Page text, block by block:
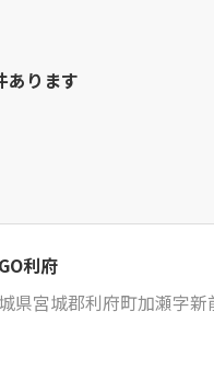
あります
利府
県宮城郡利府町加瀬字